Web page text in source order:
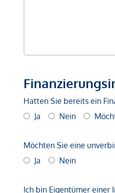
Hatten Sie bereits ein
Ja
Nein
Möchten Sie eine
Ja
Nein
Ich bin Eigentümer einer